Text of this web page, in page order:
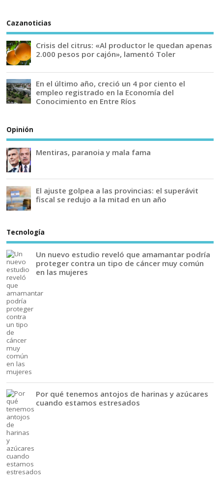
Cazanoticias
Crisis del citrus: «Al productor le quedan apenas
2.000 pesos por cajón», lamentó Toler
En el último año, creció un 4 por ciento el
empleo registrado en la Economía del
Conocimiento en Entre Ríos
Opinión
Mentiras, paranoia y mala fama
El ajuste golpea a las provincias: el superávit
fiscal se redujo a la mitad en un año
Tecnología
Un nuevo estudio reveló que amamantar podría
proteger contra un tipo de cáncer muy común
en las mujeres
Por qué tenemos antojos de harinas y azúcares
cuando estamos estresados